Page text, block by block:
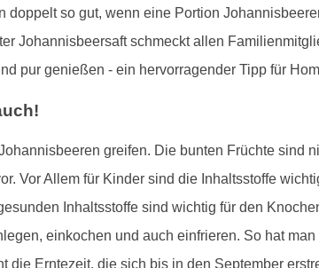
so gut, wenn eine Portion
Johannisbeersaft schmeckt allen
pur genießen - ein hervorragender Tipp für
greifen. Die bunten Früchte sind
Vor Allem für Kinder sind die Inhaltsstoffe
Inhaltsstoffe sind wichtig für den
einkochen und auch einfrieren. So hat
Erntezeit, die sich bis in den September